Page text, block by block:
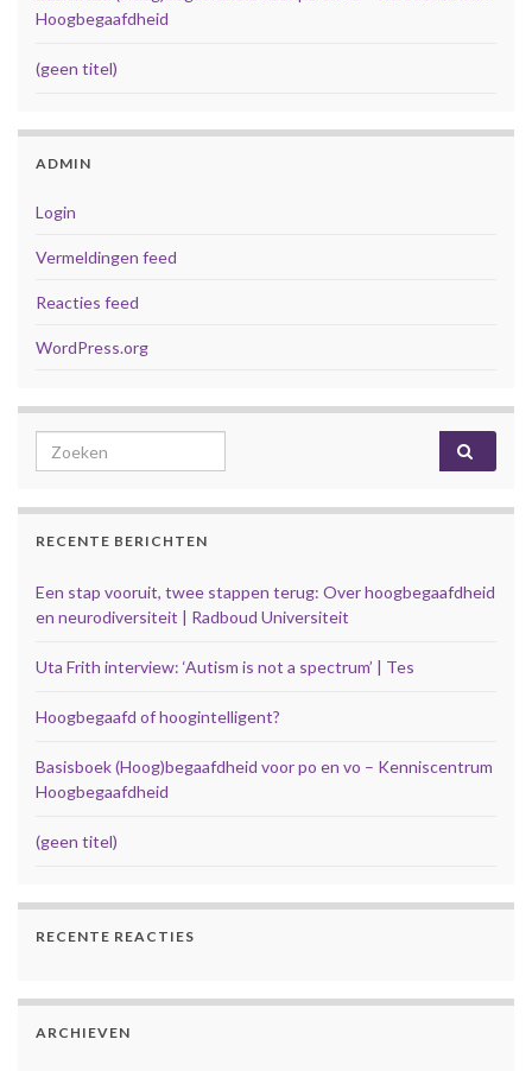
Hoogbegaafdheid
(geen titel)
ADMIN
Login
Vermeldingen feed
Reacties feed
WordPress.org
Search for:
RECENTE BERICHTEN
Een stap vooruit, twee stappen terug: Over hoogbegaafdheid
en neurodiversiteit | Radboud Universiteit
Uta Frith interview: ‘Autism is not a spectrum’ | Tes
Hoogbegaafd of hoogintelligent?
Basisboek (Hoog)begaafdheid voor po en vo – Kenniscentrum
Hoogbegaafdheid
(geen titel)
RECENTE REACTIES
ARCHIEVEN